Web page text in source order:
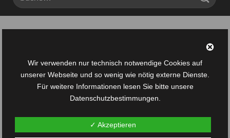
nach:
Wir verwenden nur technisch notwendige Cookies auf
unserer Webseite und so wenig wie nötig externe Dienste.
Für weitere Informationen lesen Sie bitte unsere
Datenschutzbestimmungen.
✓ Akzeptieren